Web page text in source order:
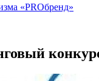
«PROбренд»